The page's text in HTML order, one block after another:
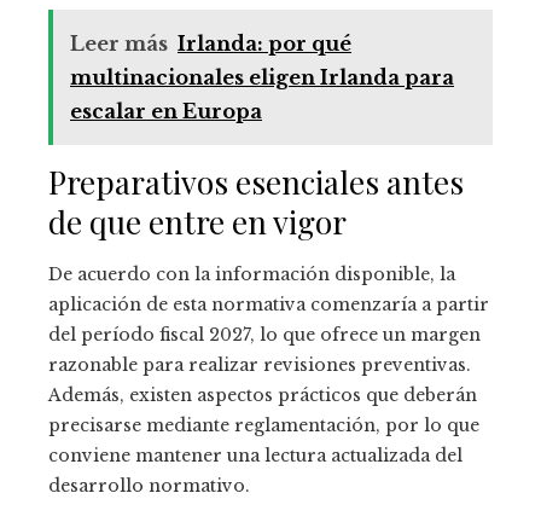
Leer más Irlanda: por qué
multinacionales eligen Irlanda para
escalar en Europa
Preparativos esenciales antes
de que entre en vigor
De acuerdo con la información disponible, la
aplicación de esta normativa comenzaría a partir
del período fiscal 2027, lo que ofrece un margen
razonable para realizar revisiones preventivas.
Además, existen aspectos prácticos que deberán
precisarse mediante reglamentación, por lo que
conviene mantener una lectura actualizada del
desarrollo normativo.